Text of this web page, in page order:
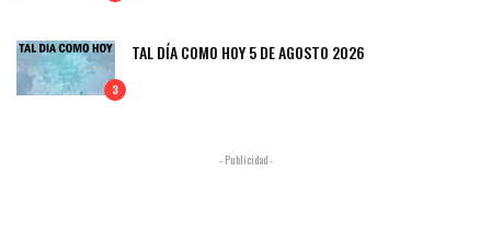
3
TAL DÍA COMO HOY 5 DE AGOSTO 2026
- Publicidad -